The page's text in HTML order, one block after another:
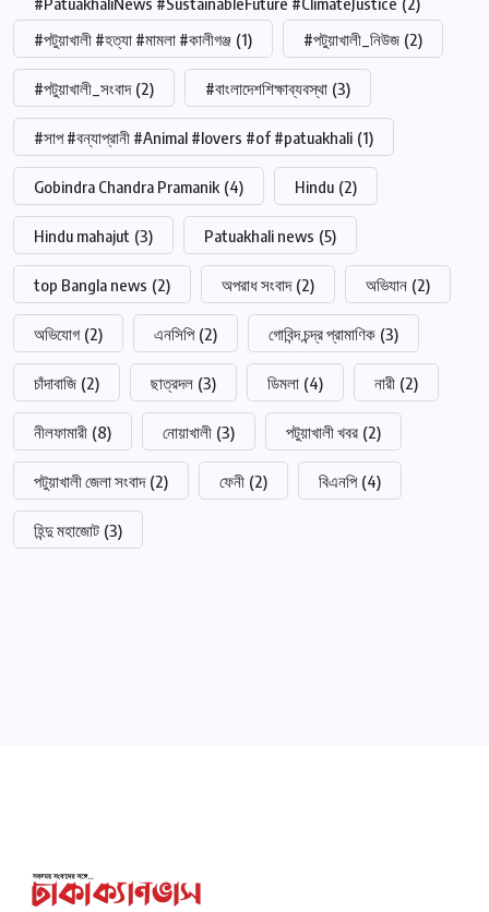
#পটুয়াখালী #হত্যা #মামলা #কালীগঞ্জ (1) #পটুয়াখালী_নিউজ (2)
#পটুয়াখালী_সংবাদ (2) #বাংলাদেশশিক্ষাব্যবস্থা (3)
#সাপ #বন্যাপ্রানী #Animal #lovers #of #patuakhali (1)
Gobindra Chandra Pramanik (4) Hindu (2)
Hindu mahajut (3) Patuakhali news (5)
top Bangla news (2) অপরাধ সংবাদ (2) অভিযান (2)
অভিযোগ (2) এনসিপি (2) গোবিন্দ চন্দ্র প্রামাণিক (3)
চাঁদাবাজি (2) ছাত্রদল (3) ডিমলা (4) নারী (2)
নীলফামারী (8) নোয়াখালী (3) পটুয়াখালী খবর (2)
পটুয়াখালী জেলা সংবাদ (2) ফেনী (2) বিএনপি (4)
হিন্দু মহাজোট (3)